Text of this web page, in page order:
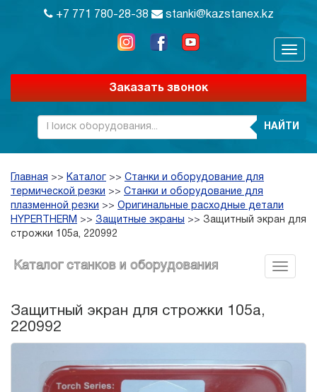
+7 771 780-28-38 stanki@kazstanex.kz
Заказать звонок
НАЙТИ
Главная >> Каталог >> Станки и оборудование для
термической резки >> Станки и оборудование для
плазменной резки >> Оригинальные расходные детали
HYPERTHERM >> Защитные экраны >> Защитный экран для
строжки 105а, 220992
Каталог станков и оборудования
Защитный экран для строжки 105а,
220992